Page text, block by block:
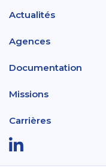
Actualités
Agences
Documentation
Missions
Carrières